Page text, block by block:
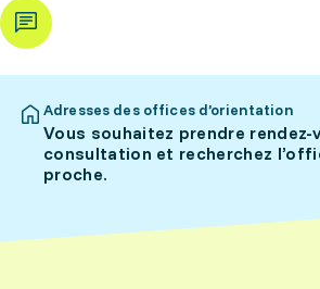
Adresses des offices d’orientation
Vous souhaitez prendre rendez-
consultation et recherchez
proche.